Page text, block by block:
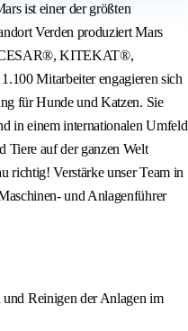
ist einer der größten
Verden produziert Mars
CESAR®, KITEKAT®,
Mitarbeiter engagieren sich
für Hunde und Katzen. Sie
in einem internationalen Umfeld
Tiere auf der ganzen Welt
richtig! Verstärke unser Team in
und Anlagenführer
Reinigen der Anlagen im